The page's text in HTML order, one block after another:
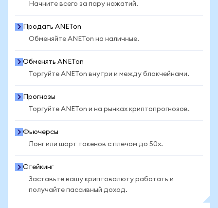
Начните всего за пару нажатий.
Продать ANETon
Обменяйте ANETon на наличные.
Обменять ANETon
Торгуйте ANETon внутри и между блокчейнами.
Прогнозы
Торгуйте ANETon и на рынках криптопрогнозов.
Фьючерсы
Лонг или шорт токенов с плечом до 50x.
Стейкинг
Заставьте вашу криптовалюту работать и
получайте пассивный доход.